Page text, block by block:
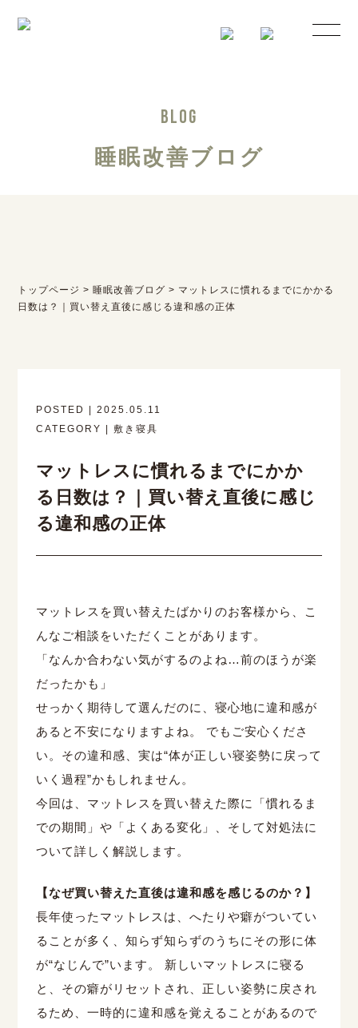
BLOG
睡眠改善ブログ
トップページ > 睡眠改善ブログ > マットレスに慣れるまでにかかる
日数は？｜買い替え直後に感じる違和感の正体
POSTED | 2025.05.11
CATEGORY | 敷き寝具
マットレスに慣れるまでにかか
る日数は？｜買い替え直後に感じ
る違和感の正体
マットレスを買い替えたばかりのお客様から、こ
んなご相談をいただくことがあります。
「なんか合わない気がするのよね…前のほうが楽
だったかも」
せっかく期待して選んだのに、寝心地に違和感が
あると不安になりますよね。 でもご安心くださ
い。その違和感、実は“体が正しい寝姿勢に戻って
いく過程”かもしれません。
今回は、マットレスを買い替えた際に「慣れるま
での期間」や「よくある変化」、そして対処法に
ついて詳しく解説します。
【なぜ買い替えた直後は違和感を感じるのか？】
長年使ったマットレスは、へたりや癖がついてい
ることが多く、知らず知らずのうちにその形に体
が“なじんで”います。 新しいマットレスに寝る
と、その癖がリセットされ、正しい姿勢に戻され
るため、一時的に違和感を覚えることがあるので